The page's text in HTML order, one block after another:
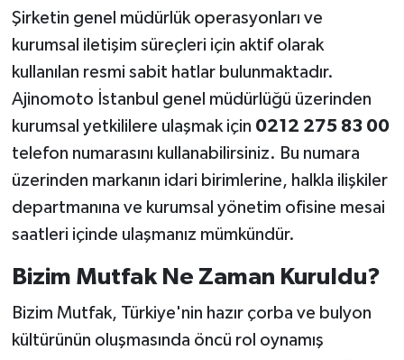
Şirketin genel müdürlük operasyonları ve
kurumsal iletişim süreçleri için aktif olarak
kullanılan resmi sabit hatlar bulunmaktadır.
Ajinomoto İstanbul genel müdürlüğü üzerinden
kurumsal yetkililere ulaşmak için 0212 275 83 00
telefon numarasını kullanabilirsiniz. Bu numara
üzerinden markanın idari birimlerine, halkla ilişkiler
departmanına ve kurumsal yönetim ofisine mesai
saatleri içinde ulaşmanız mümkündür.
Bizim Mutfak Ne Zaman Kuruldu?
Bizim Mutfak, Türkiye'nin hazır çorba ve bulyon
kültürünün oluşmasında öncü rol oynamış